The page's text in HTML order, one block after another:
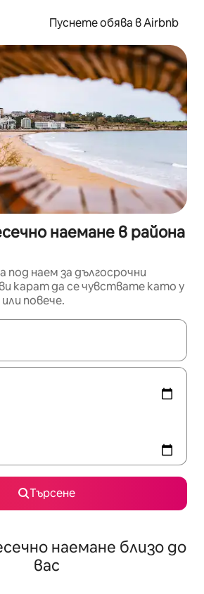
Пуснете обява в Airbnb
наемане в района
наем за дългосрочни
карат да се чувствате като у
повече.
се покажат, използвайте
Търсене
наемане близо до
вас